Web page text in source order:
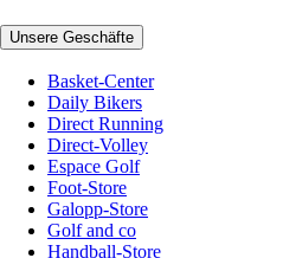
Unsere Geschäfte
Basket-Center
Daily Bikers
Direct Running
Direct-Volley
Espace Golf
Foot-Store
Galopp-Store
Golf and co
Handball-Store